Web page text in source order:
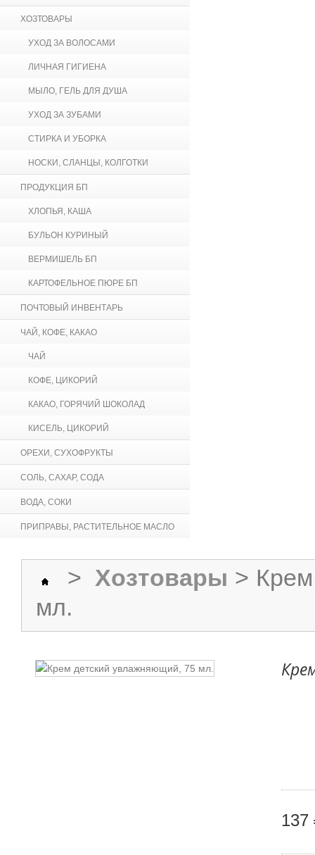
ХОЗТОВАРЫ
УХОД ЗА ВОЛОСАМИ
ЛИЧНАЯ ГИГИЕНА
МЫЛО, ГЕЛЬ ДЛЯ ДУША
УХОД ЗА ЗУБАМИ
СТИРКА И УБОРКА
НОСКИ, СЛАНЦЫ, КОЛГОТКИ
ПРОДУКЦИЯ БП
ХЛОПЬЯ, КАША
БУЛЬОН КУРИНЫЙ
ВЕРМИШЕЛЬ БП
КАРТОФЕЛЬНОЕ ПЮРЕ БП
ПОЧТОВЫЙ ИНВЕНТАРЬ
ЧАЙ, КОФЕ, КАКАО
ЧАЙ
КОФЕ, ЦИКОРИЙ
КАКАО, ГОРЯЧИЙ ШОКОЛАД
КИСЕЛЬ, ЦИКОРИЙ
ОРЕХИ, СУХОФРУКТЫ
СОЛЬ, САХАР, СОДА
ВОДА, СОКИ
ПРИПРАВЫ, РАСТИТЕЛЬНОЕ МАСЛО
> Хозтовары >
мл.
137